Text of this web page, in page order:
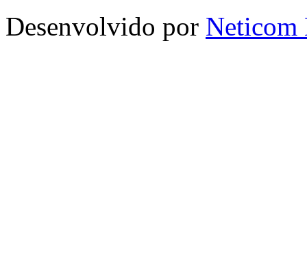
Desenvolvido por Neticom